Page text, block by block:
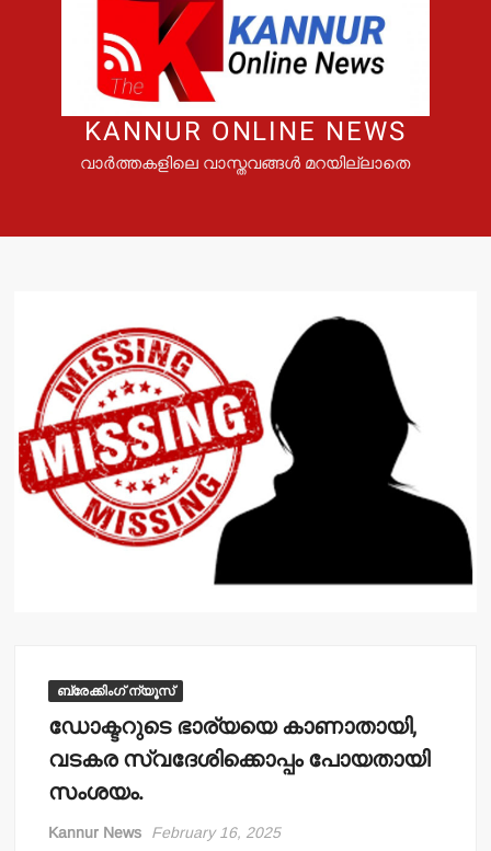
KANNUR ONLINE NEWS
വാർത്തകളിലെ വാസ്തവങ്ങൾ മറയില്ലാതെ
ബ്രേക്കിംഗ് ന്യൂസ്
ഡോക്ടറുടെ ഭാര്യയെ കാണാതായി,
വടകര സ്വദേശിക്കൊപ്പം പോയതായി
സംശയം.
Kannur News February 16, 2025